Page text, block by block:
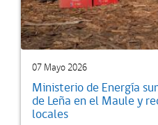
07 Mayo 2026
Ministerio de Energía
de Leña en el Maule y
locales